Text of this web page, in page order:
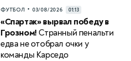
ФУТБОЛ • 03/08/2026 01:13
«Спартак» вырвал победу в
Грозном! Странный пенальти
едва не отобрал очки у
команды Карседо